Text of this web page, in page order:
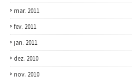
mar. 2011
fev. 2011
jan. 2011
dez. 2010
nov. 2010